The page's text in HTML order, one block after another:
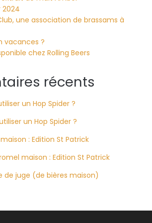
2024
une association de brassams à
vacances ?
chez Rolling Beers
récents
un Hop Spider ?
un Hop Spider ?
: Edition St Patrick
maison : Edition St Patrick
de juge (de bières maison)